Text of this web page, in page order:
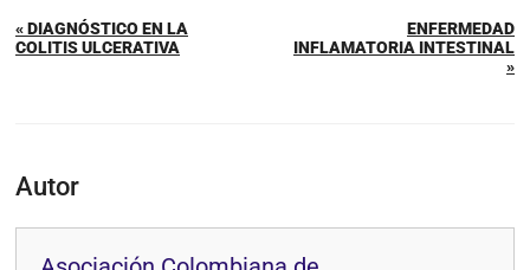
« DIAGNÓSTICO EN LA
COLITIS ULCERATIVA
ENFERMEDAD
INFLAMATORIA INTESTINAL
»
Autor